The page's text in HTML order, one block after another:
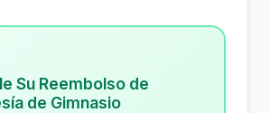
Su Reembolso de
de Gimnasio